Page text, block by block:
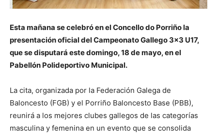
Esta mañana se celebró en el Concello do Porriño la
presentación oficial del Campeonato Gallego 3×3 U17,
que se disputará este domingo, 18 de mayo, en el
Pabellón Polideportivo Municipal.
La cita, organizada por la Federación Galega de
Baloncesto (FGB) y el Porriño Baloncesto Base (PBB),
reunirá a los mejores clubes gallegos de las categorías
masculina y femenina en un evento que se consolida